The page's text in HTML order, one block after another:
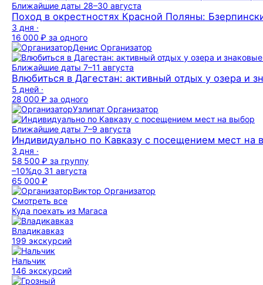
Ближайшие даты 28–30 августа
Поход в окрестностях Красной Поляны:
3 дня ·
16 000 ₽ за одного
Денис Организатор
Ближайшие даты 7–11 августа
Влюбиться в Дагестан: активный отдых у озера и
5 дней ·
28 000 ₽ за одного
Узлипат Организатор
Ближайшие даты 7–9 августа
Индивидуально по Кавказу с посещением мест на
3 дня ·
58 500 ₽ за группу
–10%до 31 августа
65 000 ₽
Виктор Организатор
Смотреть все
Куда поехать из Магаса
Владикавказ
199 экскурсий
Нальчик
146 экскурсий